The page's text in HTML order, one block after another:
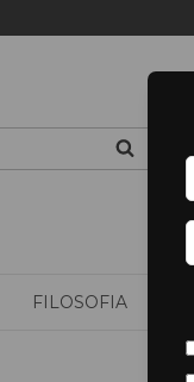
FILOSOFIA